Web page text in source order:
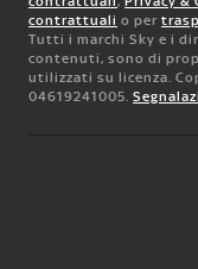
contrattuali o per
Tutti i marchi Sky e i
contenuti, sono di
utilizzati su licenza.
04619241005.